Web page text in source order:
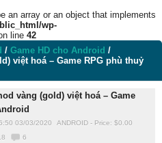
an array or an object that implements
wp-
line 42
/ Game HD cho Android /
việt hoá – Game RPG phù thuỷ
vàng (gold) việt hoá – Game
03/03/2020 ANDROID - Price: $0.00
6